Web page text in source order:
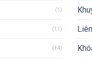
(1)
(11)
(14)